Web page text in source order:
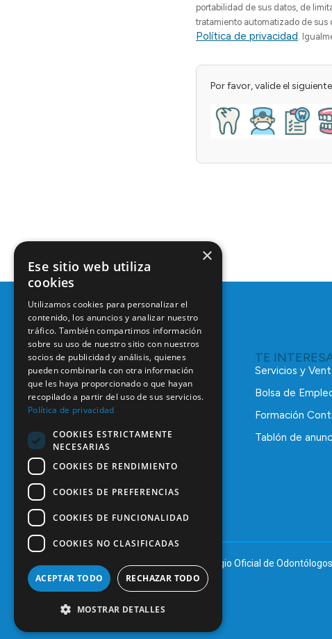
portabilidad de sus datos, de
tratamiento automatizado de sus
Política de privacidad .
Por favor, valide el
C/ Mauricio Legendre, 38
28046 Madrid
91 561 29 05
informacion@coem.org.es
TE
Servicios y
Bolsa de
Formación
Tablón de
© 2025 – COEM – Colegio Oficial de
×
Ese sitio web utiliza
cookies
Utilizamos cookies para personalizar el
contenido, los anuncios y analizar nuestro
tráfico. También compartimos información
sobre su uso de nuestro sitio con nuestros
socios de publicidad y análisis, quienes
pueden combinarla con otra información
que les haya proporcionado o que hayan
recopilado a partir del uso de sus servicios.
Política de privacidad
COOKIES ESTRICTAMENTE
NECESARIAS
COOKIES DE RENDIMIENTO
COOKIES DE PREFERENCIAS
COOKIES DE FUNCIONALIDAD
COOKIES NO CLASIFICADAS
ACEPTAR TODO RECHAZAR TODO
MOSTRAR DETALLES